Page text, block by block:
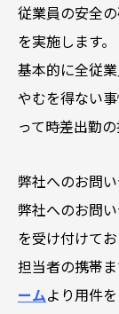
従業員の安全
を実施します。
基本的に全従
やむを得ない
って時差出勤
弊社へのお問
弊社へのお問
を受け付けてお
担当者の携帯ま
ームより用件